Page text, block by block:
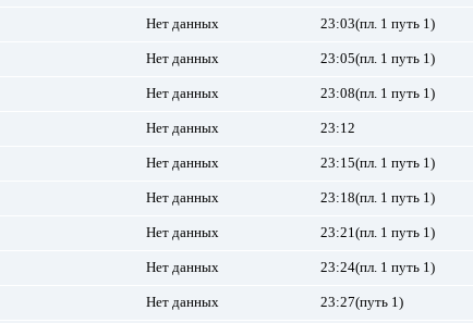
Нет данных 23:03(пл. 1 путь 1)
Нет данных 23:05(пл. 1 путь 1)
Нет данных 23:08(пл. 1 путь 1)
Нет данных 23:12
Нет данных 23:15(пл. 1 путь 1)
Нет данных 23:18(пл. 1 путь 1)
Нет данных 23:21(пл. 1 путь 1)
Нет данных 23:24(пл. 1 путь 1)
Нет данных 23:27(путь 1)